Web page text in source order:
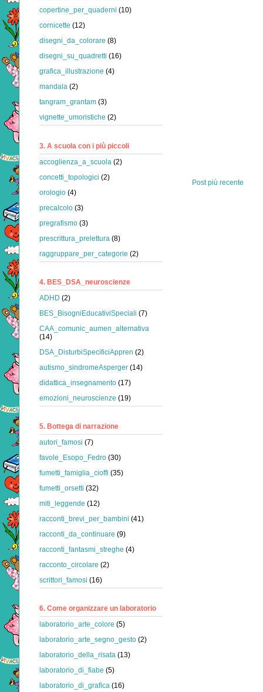
Post più recente
copertine_per_quaderni (10)
cornicette (12)
disegni_da_colorare (8)
disegni_su_quadretti (16)
grafica_illustrazione (4)
mandala (2)
tangram_grantam (3)
vignette_umoristiche (2)
3. A scuola con i più piccoli
accoglienza_a_scuola (2)
concetti_topologici (2)
orologio (4)
precalcolo (3)
pregrafismo (3)
prescrittura_prelettura (8)
raggruppare_per_categorie (2)
4. BES_DSA_neuroscienze
ADHD (2)
BES_BisogniEducativiSpeciali (7)
CAA_comunic_aumen_alternativa
(14)
DSA_DisturbiSpecificiAppren (2)
autismo_sindromeAsperger (14)
didattica_insegnamento (17)
emozioni_neuroscienze (19)
5. Bottega di narrazione
autori_famosi (7)
favole_Esopo_Fedro (30)
fumetti_famiglia_cioffi (35)
fumetti_orsetti (32)
miti_leggende (12)
racconti_brevi_per_bambini (41)
racconti_da_continuare (9)
racconti_fantasmi_streghe (4)
racconto_circolare (2)
scrittori_famosi (16)
6. Come organizzare un laboratorio
laboratorio_arte_colore (5)
laboratorio_arte_segno_gesto (2)
laboratorio_della_risata (13)
laboratorio_di_fiabe (5)
laboratorio_di_grafica (16)